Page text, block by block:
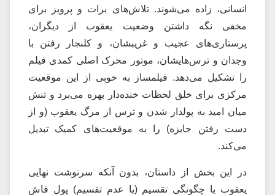
انسانی، زاده می‌شوند. تلاش‌های برات و پرویز برای
مخفی نگه داشتن وضعیت یعقوب از دیگران،
پرستاری‌های عجیب و غریبشان، و کلنجار رفتن با
وجدان و ترس‌هایشان، موتور محرک اصلی کمدی فیلم
را تشکیل می‌دهد. فیلمساز به خوبی از این موقعیت
مرکزی برای خلق لحظات خنده‌دار بهره می‌برد و تنش
میان امید به پولدار شدن و ترس از مرگ یعقوب (و از
دست رفتن جایزه) را به موقعیت‌های کمیک تبدیل
می‌کند.
در این بخش از داستان، بدون آنکه سرنوشت نهایی
یعقوب یا چگونگی تقسیم (یا عدم تقسیم) پول فاش